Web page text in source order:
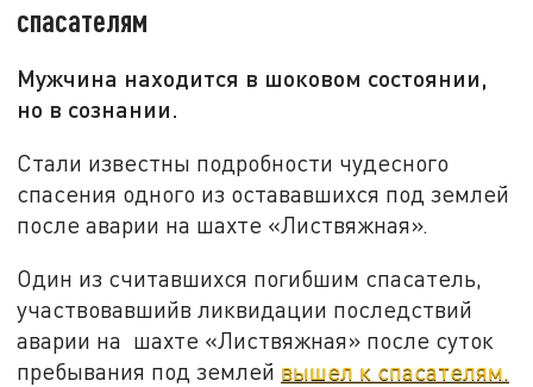
спасателям
Мужчина находится в шоковом состоянии,
но в сознании.
Стали известны подробности чудесного
спасения одного из остававшихся под землей
после аварии на шахте «Листвяжная».
Один из считавшихся погибшим спасатель,
участвовавшийв ликвидации последствий
аварии на шахте «Листвяжная» после суток
пребывания под землей вышел к спасателям.